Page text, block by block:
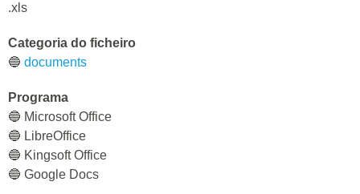
.xls
Categoria do ficheiro
🔵 documents
Programa
🔵 Microsoft Office
🔵 LibreOffice
🔵 Kingsoft Office
🔵 Google Docs